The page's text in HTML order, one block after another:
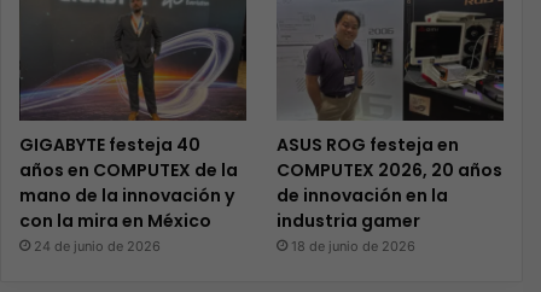
GIGABYTE festeja 40
años en COMPUTEX de la
mano de la innovación y
con la mira en México
24 de junio de 2026
ASUS ROG festeja en
COMPUTEX 2026, 20 años
de innovación en la
industria gamer
18 de junio de 2026